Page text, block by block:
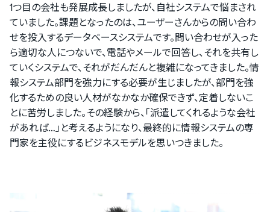
1つ目の会社も発展成長しましたが、自社システムで悩まされ
ていました。課題となったのは、ユーザーさんからの問い合わ
せを投入するデータベースシステムです。問い合わせが入った
ら適切な人につないで、電話やメールで回答し、それを共有し
ていくシステムで、それがだんだんと複雑になってきました。情
報システム部門を強力にする必要が生じましたが、部門を強
化するための良い人材がなかなか確保できず、定着しないこ
とに苦労しました。その経験から、「派遣してくれるような会社
があれば…」と考えるようになり、最終的に情報システムの専
門家を主役にするビジネスモデルを思いつきました。